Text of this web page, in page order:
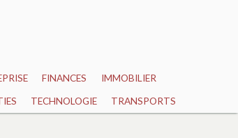
FINANCES IMMOBILIER
TECHNOLOGIE TRANSPORTS